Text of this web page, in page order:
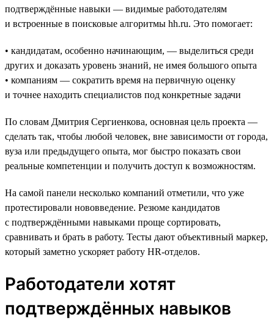
подтверждённые навыки — видимые работодателям
и встроенные в поисковые алгоритмы hh.ru. Это помогает:
• кандидатам, особенно начинающим, — выделиться среди
других и доказать уровень знаний, не имея большого опыта
• компаниям — сократить время на первичную оценку
и точнее находить специалистов под конкретные задачи
По словам Дмитрия Сергиенкова, основная цель проекта —
сделать так, чтобы любой человек, вне зависимости от города,
вуза или предыдущего опыта, мог быстро показать свои
реальные компетенции и получить доступ к возможностям.
На самой панели несколько компаний отметили, что уже
протестировали нововведение. Резюме кандидатов
с подтверждёнными навыками проще сортировать,
сравнивать и брать в работу. Тесты дают объективный маркер,
который заметно ускоряет работу HR-отделов.
Работодатели хотят
подтверждённых навыков